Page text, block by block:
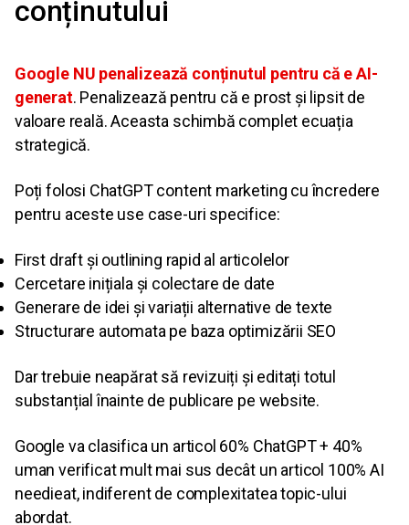
conținutului
Google NU penalizează conținutul pentru că e AI-
generat. Penalizează pentru că e prost și lipsit de
valoare reală. Aceasta schimbă complet ecuația
strategică.
Poți folosi ChatGPT content marketing cu încredere
pentru aceste use case-uri specifice:
First draft și outlining rapid al articolelor
Cercetare inițiala și colectare de date
Generare de idei și variații alternative de texte
Structurare automata pe baza optimizării SEO
Dar trebuie neapărat să revizuiți și editați totul
substanțial înainte de publicare pe website.
Google va clasifica un articol 60% ChatGPT + 40%
uman verificat mult mai sus decât un articol 100% AI
needieat, indiferent de complexitatea topic-ului
abordat.